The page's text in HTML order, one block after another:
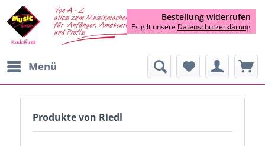
Menü
Produkte von Riedl
Bestellung widerrufen
Es gilt unsere Datenschutzerklärung